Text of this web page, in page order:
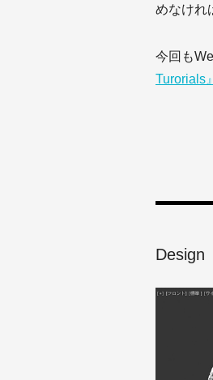
めなけれ
今回も
Turorials』
Design